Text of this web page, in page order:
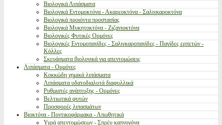
Βιολογικά Λιπάσματα
Βιολογικά Εντομοκτόνα - Ακαρεοκτόνα - Σαλιγκαροκτόνα
Βιολογικά προιόντα προστασίας
Βιολογικά Μυκητοκτόνα - Ζιζανιοκτόνα
Βιολογικές Φυτικές Ορμόνες
Βιολογικές Εντομοπαγίδες - Σαλιγκαροπαγίδες - Παγίδες ερπετών -
Κόλλες
Σκευάσματα βιολογικά για απεντομώσεις
Λιπάσματα - Ορμόνες
Κοκκώδη χημικά λιπάσματα
Λιπάσματα υδατοδιαλυτά διαφυλλικά
Ρυθμιστές ανάπτυξης - Ορμόνες
Βελτιωτικά φυτών
Προσφορές λιπασμάτων
Βιοκτόνα - Ποντικοφάρμακα - Απωθητικά
Υγρά απεντομώσεων - Σπρέυ καπνογόνα